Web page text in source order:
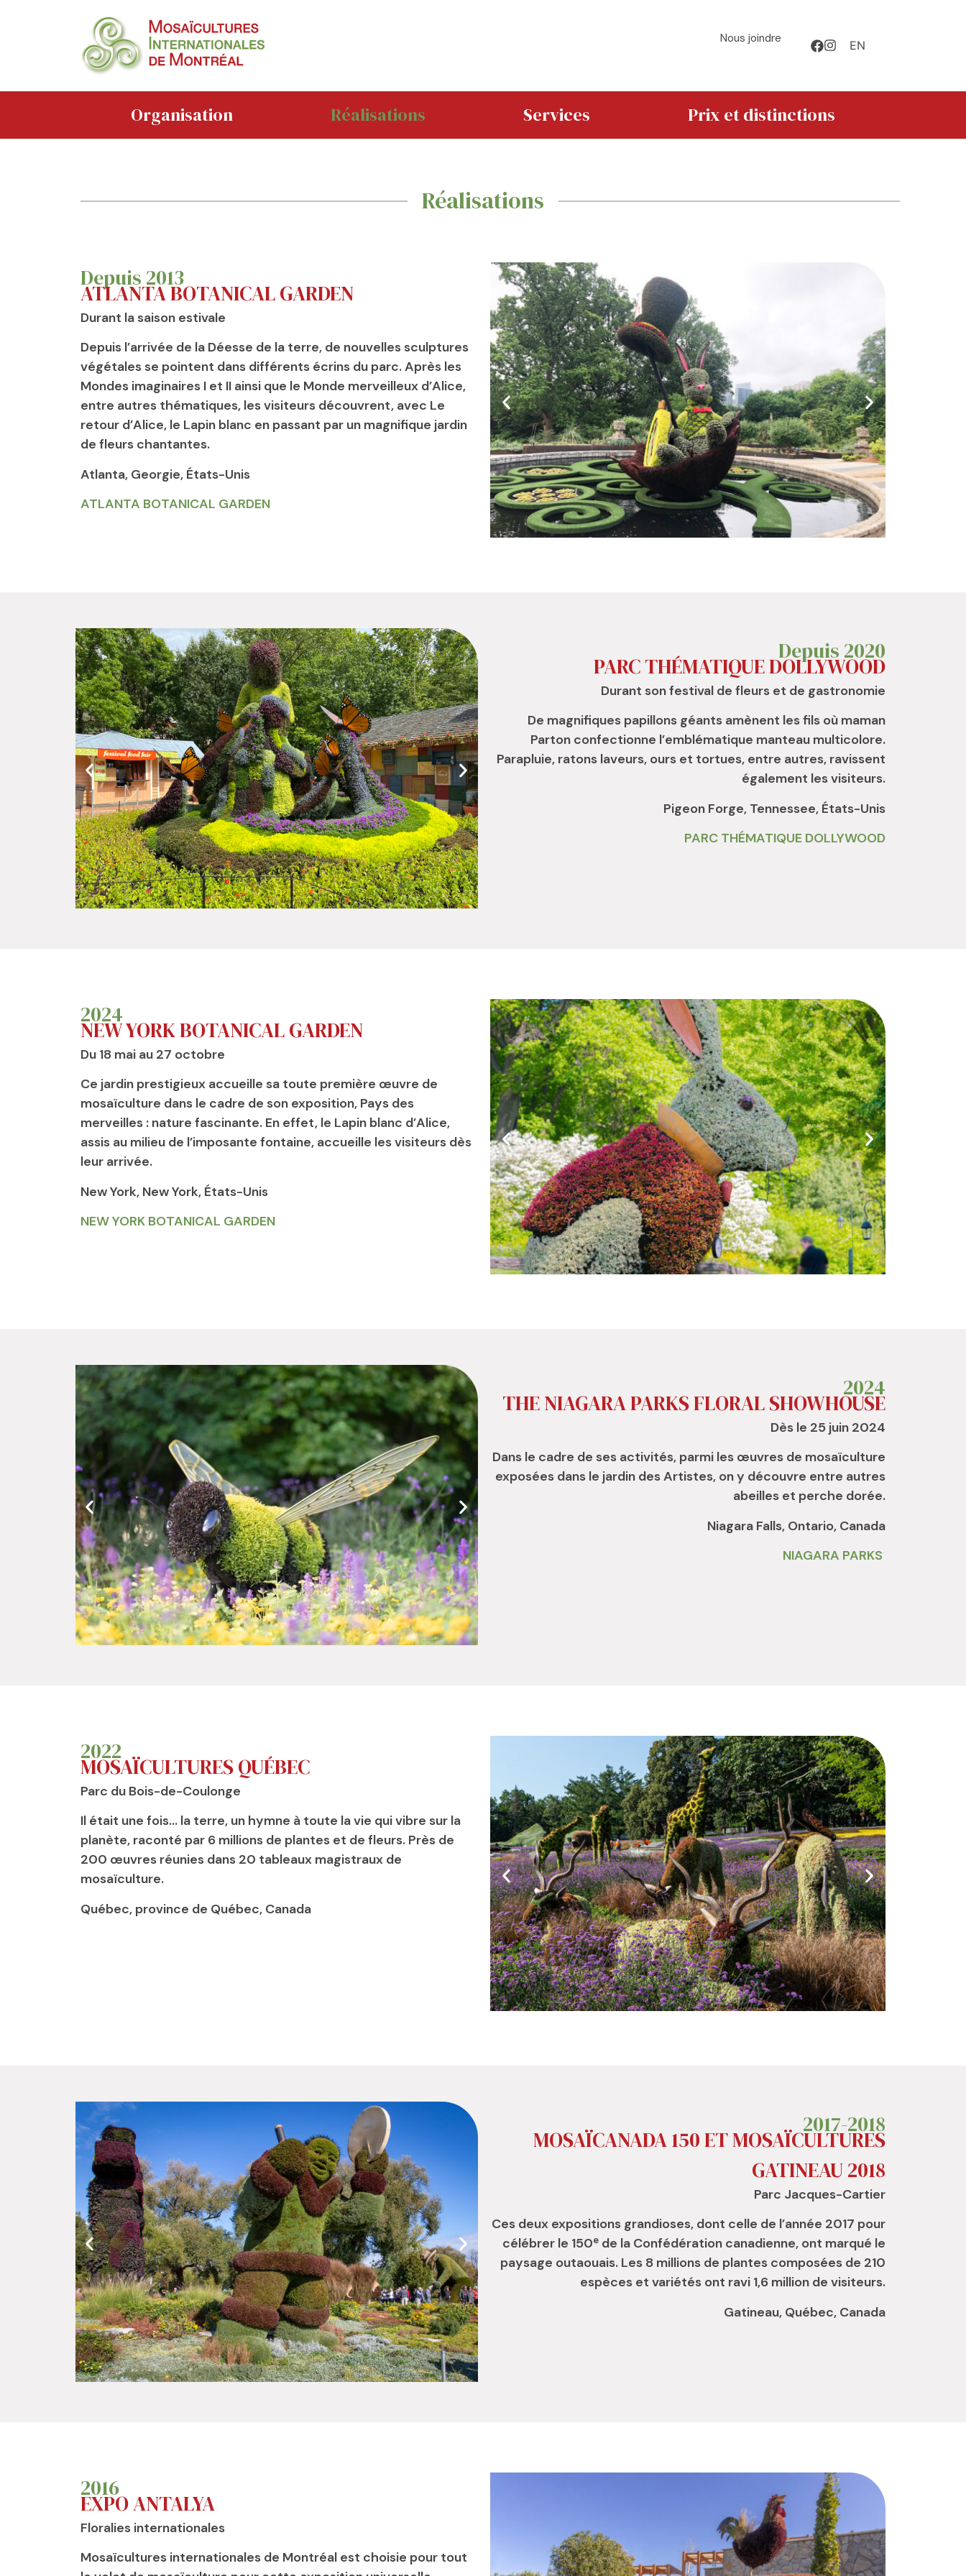
Nous joindre EN
Organisation Réalisations Services Prix et distinctions
Réalisations
Depuis 2013
ATLANTA BOTANICAL GARDEN
Durant la saison estivale
Depuis l’arrivée de la Déesse de la terre, de nouvelles sculptures
végétales se pointent dans différents écrins du parc. Après les
Mondes imaginaires I et II ainsi que le Monde merveilleux d’Alice,
entre autres thématiques, les visiteurs découvrent, avec Le
retour d’Alice, le Lapin blanc en passant par un magnifique jardin
de fleurs chantantes.
Atlanta, Georgie, États-Unis
ATLANTA BOTANICAL GARDEN
Depuis 2020
PARC THÉMATIQUE DOLLYWOOD
Durant son festival de fleurs et de gastronomie
De magnifiques papillons géants amènent les fils où maman
Parton confectionne l’emblématique manteau multicolore.
Parapluie, ratons laveurs, ours et tortues, entre autres, ravissent
également les visiteurs.
Pigeon Forge, Tennessee, États-Unis
PARC THÉMATIQUE DOLLYWOOD
2024
NEW YORK BOTANICAL GARDEN
Du 18 mai au 27 octobre
Ce jardin prestigieux accueille sa toute première œuvre de
mosaïculture dans le cadre de son exposition, Pays des
merveilles : nature fascinante. En effet, le Lapin blanc d’Alice,
assis au milieu de l’imposante fontaine, accueille les visiteurs dès
leur arrivée.
New York, New York, États-Unis
NEW YORK BOTANICAL GARDEN
2024
THE NIAGARA PARKS FLORAL SHOWHOUSE
Dès le 25 juin 2024
Dans le cadre de ses activités, parmi les œuvres de mosaïculture
exposées dans le jardin des Artistes, on y découvre entre autres
abeilles et perche dorée.
Niagara Falls, Ontario, Canada
NIAGARA PARKS
2022
MOSAÏCULTURES QUÉBEC
Parc du Bois-de-Coulonge
Il était une fois… la terre, un hymne à toute la vie qui vibre sur la
planète, raconté par 6 millions de plantes et de fleurs. Près de
200 œuvres réunies dans 20 tableaux magistraux de
mosaïculture.
Québec, province de Québec, Canada
2017-2018
MOSAÏCANADA 150 ET MOSAÏCULTURES
GATINEAU 2018
Parc Jacques-Cartier
Ces deux expositions grandioses, dont celle de l’année 2017 pour
célébrer le 150e de la Confédération canadienne, ont marqué le
paysage outaouais. Les 8 millions de plantes composées de 210
espèces et variétés ont ravi 1,6 million de visiteurs.
Gatineau, Québec, Canada
2016
EXPO ANTALYA
Floralies internationales
Mosaïcultures internationales de Montréal est choisie pour tout